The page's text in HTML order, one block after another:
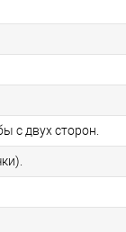
с двух сторон.